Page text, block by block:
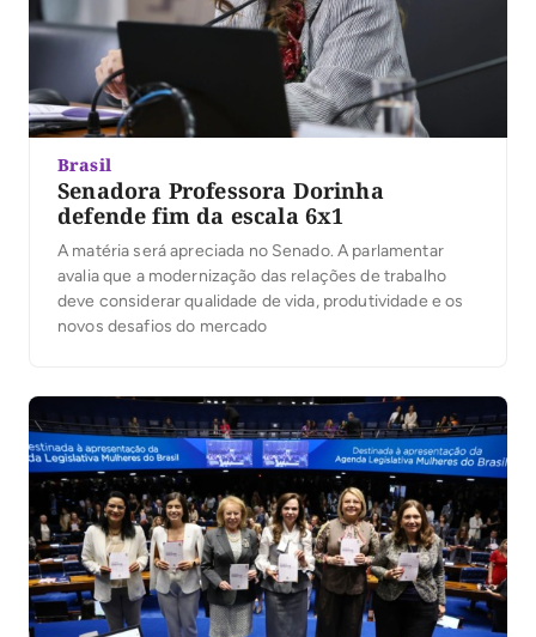
Brasil
Senadora Professora Dorinha
defende fim da escala 6x1
A matéria será apreciada no Senado. A parlamentar
avalia que a modernização das relações de trabalho
deve considerar qualidade de vida, produtividade e os
novos desafios do mercado